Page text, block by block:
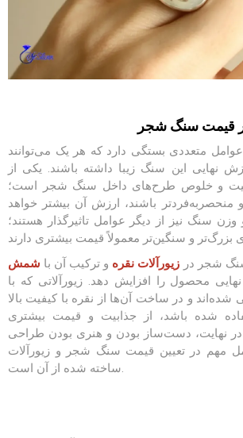
بر قیمت سنگ شجر
متعددی بستگی دارد که هر یک می‌توانند
نهایی این سنگ زیبا داشته باشند. یکی از
و خلوص طرح‌های داخل سنگ شجر است؛
باشند، ارزش آن بیشتر خواهد
وزن سنگ نیز از دیگر عوامل تاثیرگذار هستند؛
سنگ شجر در زیورآلات نقره و ترکیب آن با شمش
محصول را افزایش دهد. زیورآلاتی که با
و در ساخت آن‌ها از نقره با کیفیت بالا
شده باشد، از جذابیت و قیمت بیشتری
در نهایت، دست‌ساز بودن و هنری بودن طراحی
مهم در تعیین قیمت سنگ شجر و زیورآلات
ساخته شده از آن است.